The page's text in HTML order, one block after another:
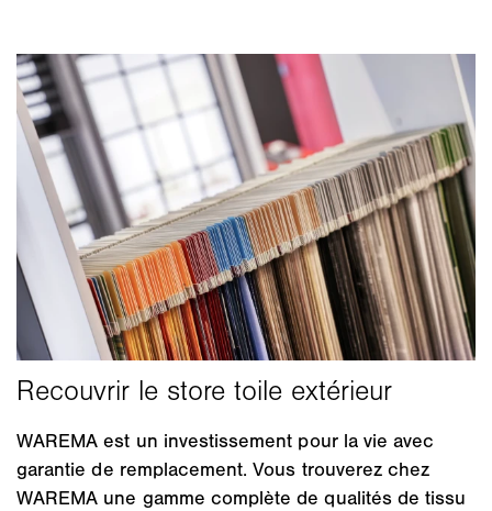
WAREMA est un investissement pour la vie avec
garantie de remplacement. Vous trouverez chez
WAREMA une gamme complète de qualités de tissu